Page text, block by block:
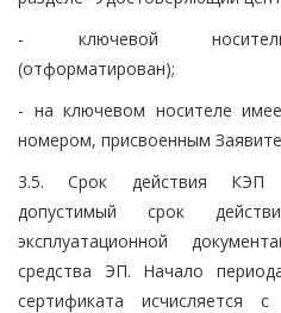
- ключевой носитель
(отформатирован);
- на ключевом носителе
номером, присвоенным
3.5. Срок действия КЭП
допустимый срок
эксплуатационной
средства ЭП. Начало
сертификата